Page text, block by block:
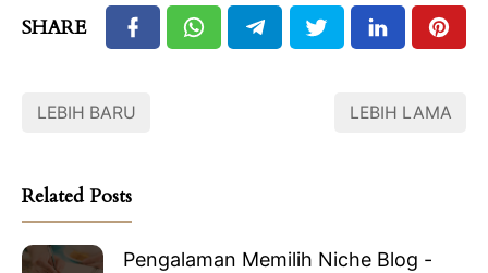
SHARE
LEBIH BARU LEBIH LAMA
Related Posts
Pengalaman Memilih Niche Blog -